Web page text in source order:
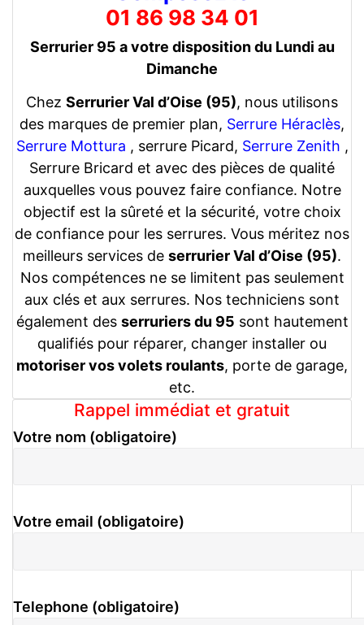
01 86 98 34 01
Serrurier 95 a votre disposition du Lundi au
Dimanche
Chez Serrurier Val d’Oise (95), nous utilisons
des marques de premier plan, Serrure Héraclès,
Serrure Mottura , serrure Picard, Serrure Zenith ,
Serrure Bricard et avec des pièces de qualité
auxquelles vous pouvez faire confiance. Notre
objectif est la sûreté et la sécurité, votre choix
de confiance pour les serrures. Vous méritez nos
meilleurs services de serrurier Val d’Oise (95).
Nos compétences ne se limitent pas seulement
aux clés et aux serrures. Nos techniciens sont
également des serruriers du 95 sont hautement
qualifiés pour réparer, changer installer ou
motoriser vos volets roulants, porte de garage,
etc.
Rappel immédiat et gratuit
Votre nom (obligatoire)
Votre email (obligatoire)
Telephone (obligatoire)